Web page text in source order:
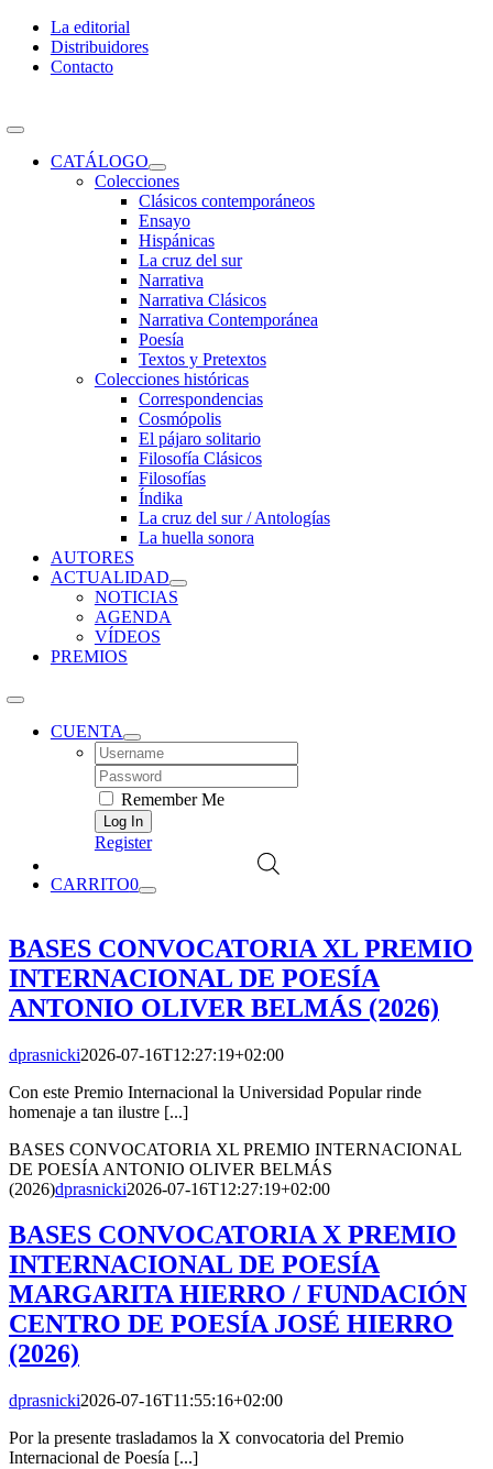
Skip
content
La editorial
Distribuidores
Contacto
Toggle
NavigationCATÁLOGO
Colecciones
Clásicos contemporáneos
Ensayo
Hispánicas
La cruz del sur
Narrativa
Narrativa Clásicos
Narrativa Contemporánea
Poesía
Textos y Pretextos
Colecciones históricas
Correspondencias
Cosmópolis
El pájaro solitario
Filosofía Clásicos
Filosofías
Índika
La cruz del sur / Antologías
La huella sonora
AUTORES
ACTUALIDAD
NOTICIAS
AGENDA
VÍDEOS
PREMIOS
CUENTA
Username:
Password:
Remember Me
Register
CARRITO0
BASES CONVOCATORIA XL PREMIO
INTERNACIONAL DE POESÍA
ANTONIO OLIVER BELMÁS (2026)
dprasnicki2026-07-16T12:27:19+02:00
Con este Premio Internacional la Universidad Popular rinde
homenaje a tan ilustre [...]
BASES CONVOCATORIA XL PREMIO INTERNACIONAL
DE POESÍA ANTONIO OLIVER BELMÁS
(2026)dprasnicki2026-07-16T12:27:19+02:00
BASES CONVOCATORIA X PREMIO
INTERNACIONAL DE POESÍA
MARGARITA HIERRO / FUNDACIÓN
CENTRO DE POESÍA JOSÉ HIERRO
(2026)
dprasnicki2026-07-16T11:55:16+02:00
Por la presente trasladamos la X convocatoria del Premio
Internacional de Poesía [...]